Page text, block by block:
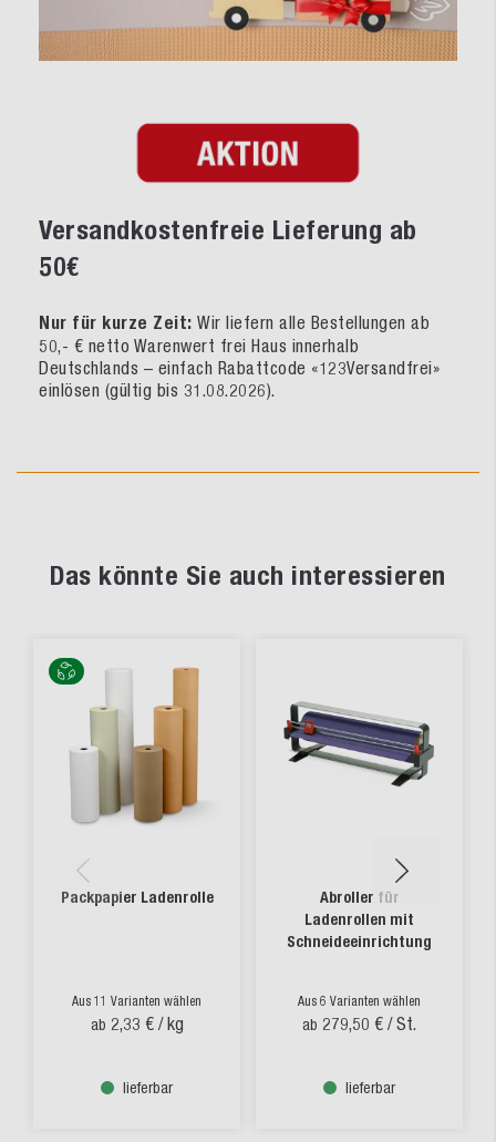
Versandkostenfreie Lieferung ab
50€
Nur für kurze Zeit: Wir liefern alle Bestellungen ab
50,- € netto Warenwert frei Haus innerhalb
Deutschlands – einfach Rabattcode «123Versandfrei»
einlösen (gültig bis 31.08.2026).
Das könnte Sie auch interessieren
Packpapier Ladenrolle
Aus 11 Varianten wählen
ab 2,33 € / kg
lieferbar
Abroller für
Ladenrollen mit
Schneideeinrichtung
Aus 6 Varianten wählen
ab 279,50 € / St.
lieferbar